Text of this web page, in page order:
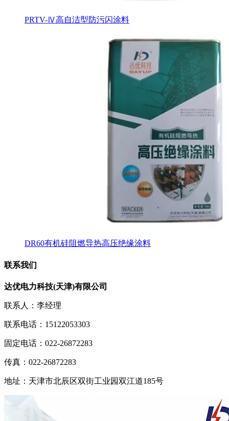
PRTV-Ⅳ高自洁型防污闪涂料
DR60有机硅阻燃导热高压绝缘涂料
联系我们
达优电力科技(天津)有限公司
联系人：李经理
联系电话：15122053303
固定电话：022-26872283
传真：022-26872283
地址：天津市北辰区双街工业园双江道185号